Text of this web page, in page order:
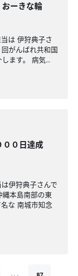
ーきな輪
は 伊狩典子さ
がんばれ共和国
ます。 病気...
００日達成
伊狩典子さんで
縄本島南部の東
な 南城市知念
…